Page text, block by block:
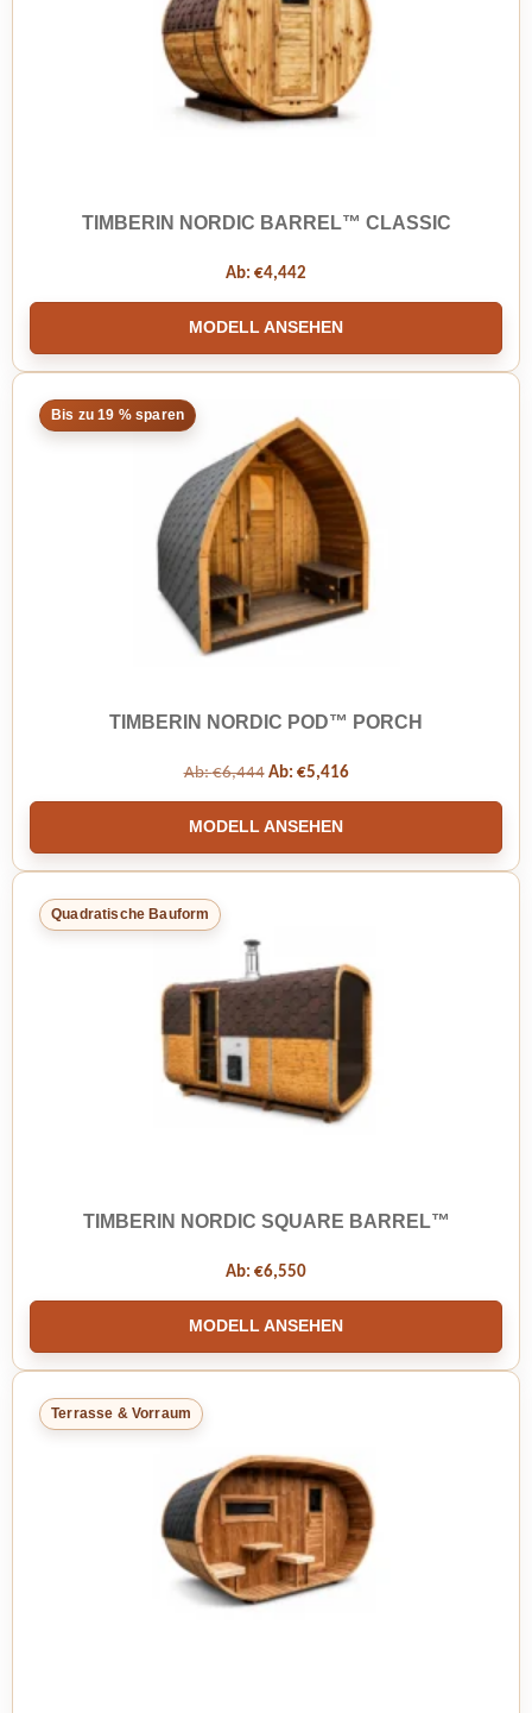
TIMBERIN NORDIC BARREL™ CLASSIC
Ab: €4,442
MODELL ANSEHEN
Bis zu 19 % sparen
TIMBERIN NORDIC POD™ PORCH
Ab:€6,444 Ab: €5,416
MODELL ANSEHEN
Quadratische Bauform
TIMBERIN NORDIC SQUARE BARREL™
Ab: €6,550
MODELL ANSEHEN
Terrasse & Vorraum